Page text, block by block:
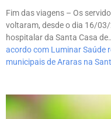
Fim das viagens – Os
voltaram, desde o dia 16/
hospitalar da Santa Casa
acordo com Luminar Saúde
municipais de Araras na